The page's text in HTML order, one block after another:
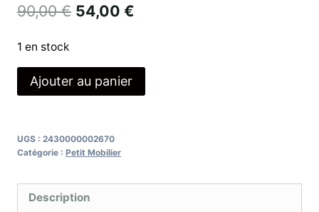
90,00€ 54,00 €
1 en stock
Ajouter au panier
UGS : 2430000002670
Catégorie : Petit Mobilier
Description